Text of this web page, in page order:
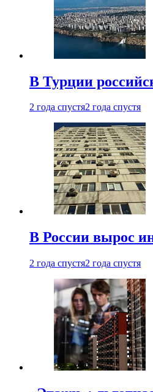
В Турции
2 года спустя2 года спустя
В России вырос
2 года спустя2 года спустя